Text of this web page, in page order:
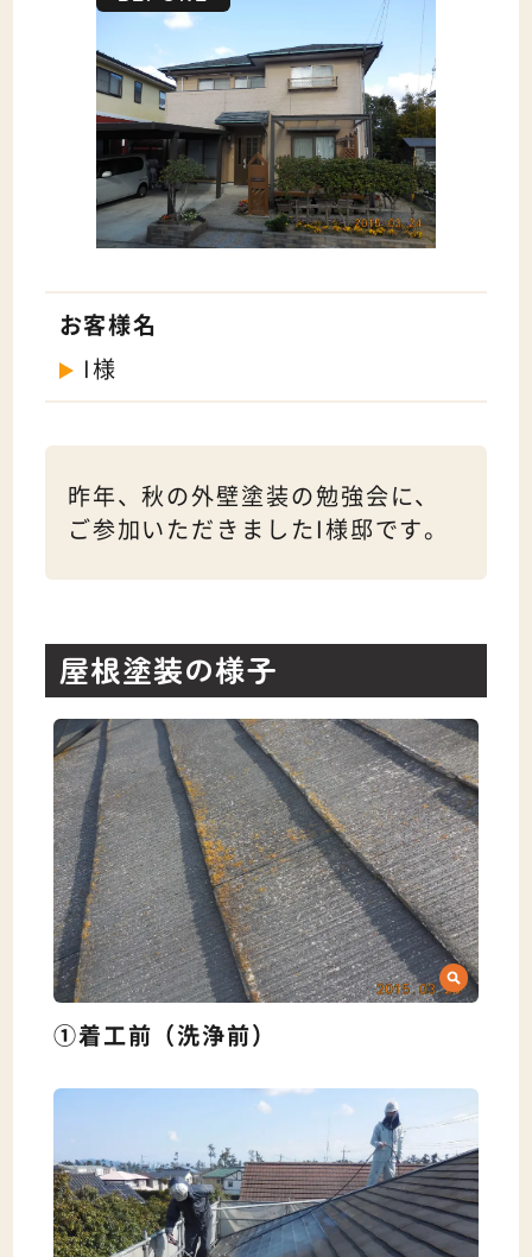
お客様名
I様
昨年、秋の外壁塗装の勉強会に、
ご参加いただきましたI様邸です。
屋根塗装の様子
①着工前（洗浄前）